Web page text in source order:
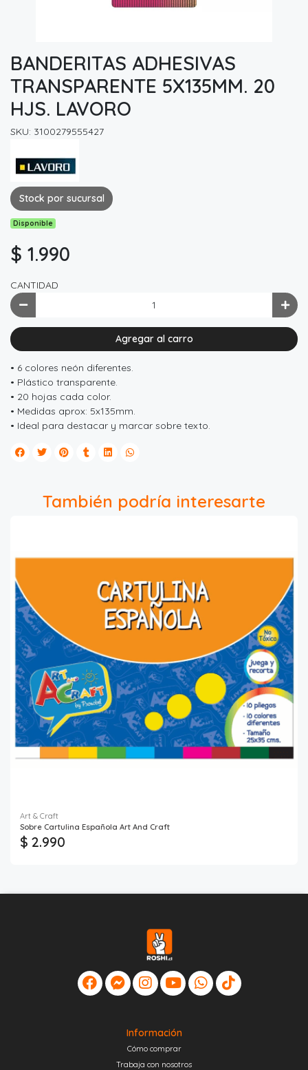
BANDERITAS ADHESIVAS
TRANSPARENTE 5X135MM. 20
HJS. LAVORO
SKU: 3100279555427
Stock por sucursal
Disponible
$ 1.990
CANTIDAD
Agregar al carro
• 6 colores neón diferentes.
• Plástico transparente.
• 20 hojas cada color.
• Medidas aprox: 5x135mm.
• Ideal para destacar y marcar sobre texto.
También podría interesarte
Art & Craft
Sobre Cartulina Española Art And Craft
$ 2.990
Información
Cómo comprar
Trabaja con nosotros